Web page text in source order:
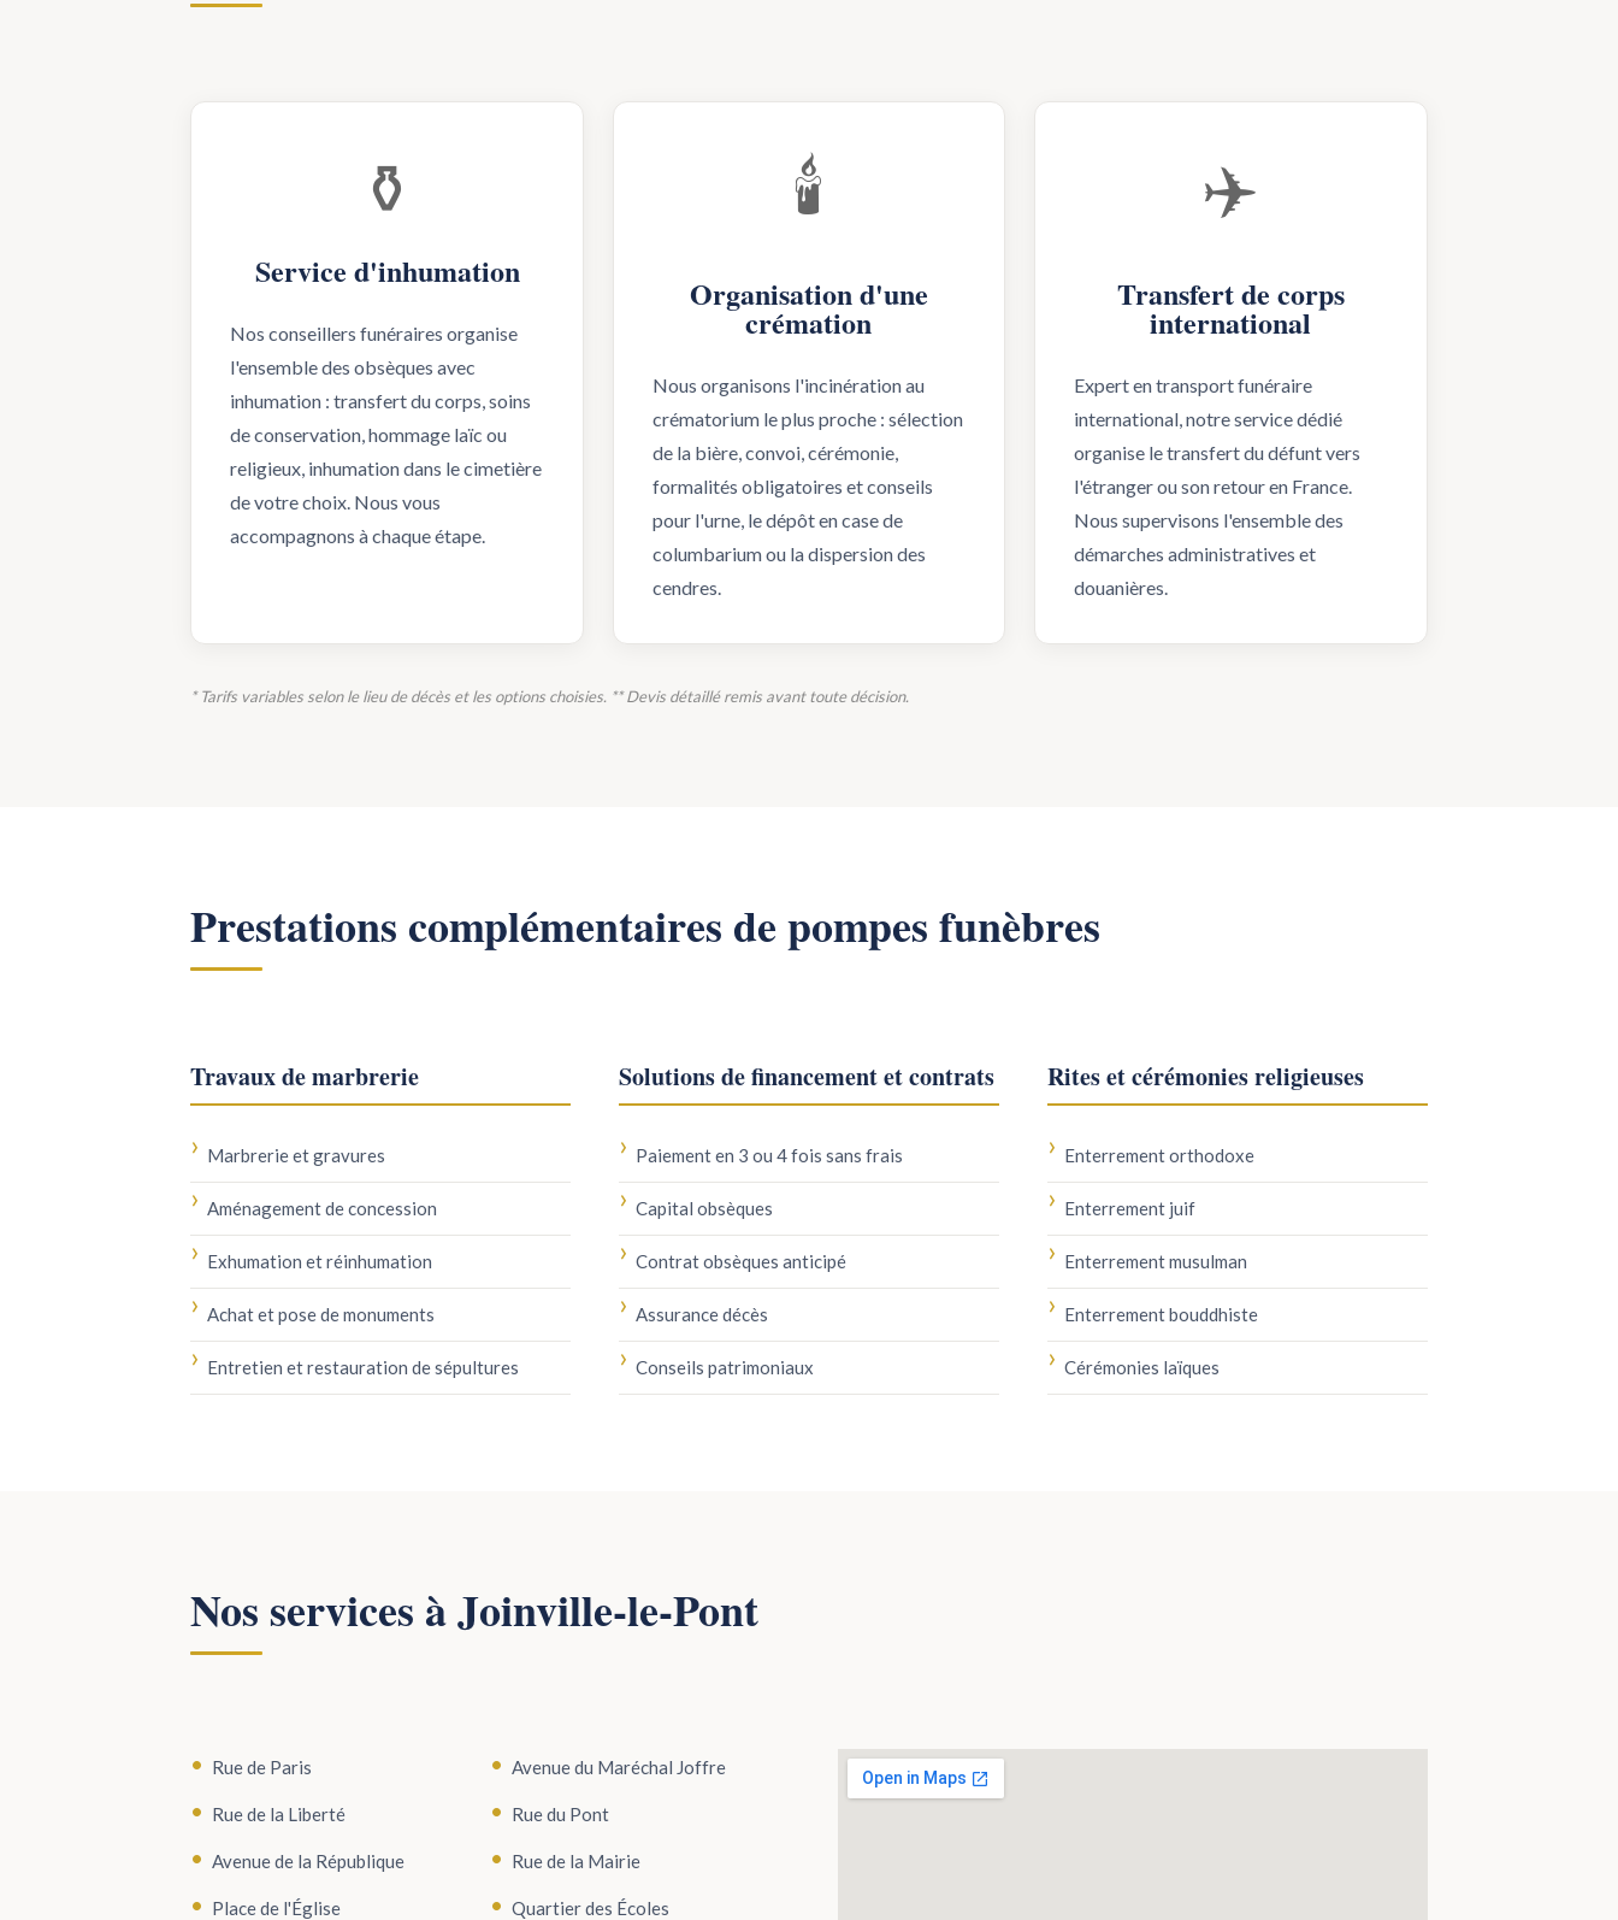
⚱️
Service d'inhumation
Nos conseillers funéraires organise
l'ensemble des obsèques avec
inhumation : transfert du corps, soins
de conservation, hommage laïc ou
religieux, inhumation dans le cimetière
de votre choix. Nous vous
accompagnons à chaque étape.
🕯️
Organisation d'une
crémation
Nous organisons l'incinération au
crématorium le plus proche : sélection
de la bière, convoi, cérémonie,
formalités obligatoires et conseils
pour l'urne, le dépôt en case de
columbarium ou la dispersion des
cendres.
✈️
Transfert de corps
international
Expert en transport funéraire
international, notre service dédié
organise le transfert du défunt vers
l'étranger ou son retour en France.
Nous supervisons l'ensemble des
démarches administratives et
douanières.
* Tarifs variables selon le lieu de décès et les options choisies. ** Devis détaillé remis avant toute décision.
Prestations complémentaires de pompes funèbres
Travaux de marbrerie
Marbrerie et gravures
Aménagement de concession
Exhumation et réinhumation
Achat et pose de monuments
Entretien et restauration de sépultures
Solutions de financement et contrats
Paiement en 3 ou 4 fois sans frais
Capital obsèques
Contrat obsèques anticipé
Assurance décès
Conseils patrimoniaux
Rites et cérémonies religieuses
Enterrement orthodoxe
Enterrement juif
Enterrement musulman
Enterrement bouddhiste
Cérémonies laïques
Nos services à Joinville-le-Pont
Rue de Paris Avenue du Maréchal Joffre
Rue de la Liberté Rue du Pont
Avenue de la République Rue de la Mairie
Place de l'Église Quartier des Écoles